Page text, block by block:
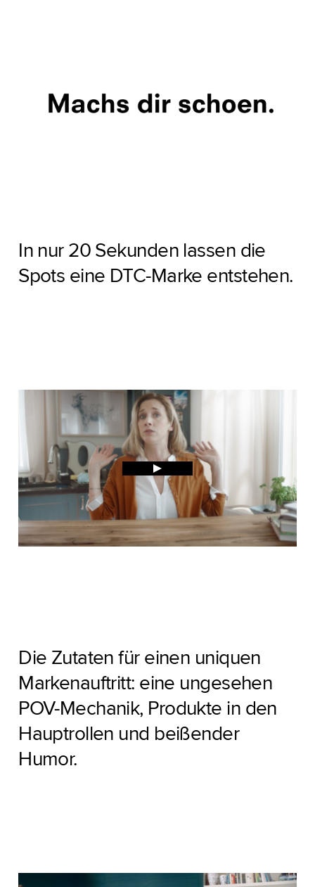
In nur 20 Sekunden lassen die
Spots eine DTC-Marke entstehen.
Die Zutaten für einen uniquen
Markenauftritt: eine ungesehen
POV-Mechanik, Produkte in den
Hauptrollen und beißender
Humor.